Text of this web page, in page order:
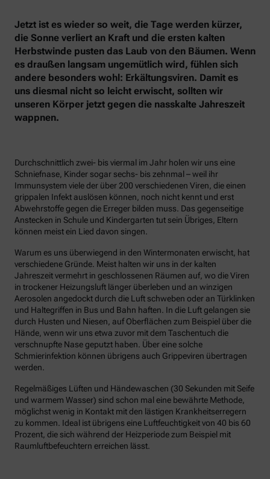
Jetzt ist es wieder so weit, die Tage werden kürzer,
die Sonne verliert an Kraft und die ersten kalten
Herbstwinde pusten das Laub von den Bäumen. Wenn
es draußen langsam ungemütlich wird, fühlen sich
andere besonders wohl: Erkältungsviren. Damit es
uns diesmal nicht so leicht erwischt, sollten wir
unseren Körper jetzt gegen die nasskalte Jahreszeit
wappnen.
Durchschnittlich zwei- bis viermal im Jahr holen wir uns eine
Schniefnase, Kinder sogar sechs- bis zehnmal – weil ihr
Immunsystem viele der über 200 verschiedenen Viren, die einen
grippalen Infekt auslösen können, noch nicht kennt und erst
Abwehrstoffe gegen die Erreger bilden muss. Das gegenseitige
Anstecken in Schule und Kindergarten tut sein Übriges, Eltern
können meist ein Lied davon singen.
Warum es uns überwiegend in den Wintermonaten erwischt, hat
verschiedene Gründe. Meist halten wir uns in der kalten
Jahreszeit vermehrt in geschlossenen Räumen auf, wo die Viren
in trockener Heizungsluft länger überleben und an winzigen
Aerosolen angedockt durch die Luft schweben oder an Türklinken
und Haltegriffen in Bus und Bahn haften. In die Luft gelangen sie
durch Husten und Niesen, auf Oberflächen zum Beispiel über die
Hände, wenn wir uns etwa zuvor mit dem Taschentuch die
verschnupfte Nase geputzt haben. Über eine solche
Schmierinfektion können übrigens auch Grippeviren übertragen
werden.
Regelmäßiges Lüften und Händewaschen (30 Sekunden mit Seife
und warmem Wasser) sind schon mal eine bewährte Methode,
möglichst wenig in Kontakt mit den lästigen Krankheitserregern
zu kommen. Ideal ist übrigens eine Luftfeuchtigkeit von 40 bis 60
Prozent, die sich während der Heizperiode zum Beispiel mit
Raumluftbefeuchtern erreichen lässt.